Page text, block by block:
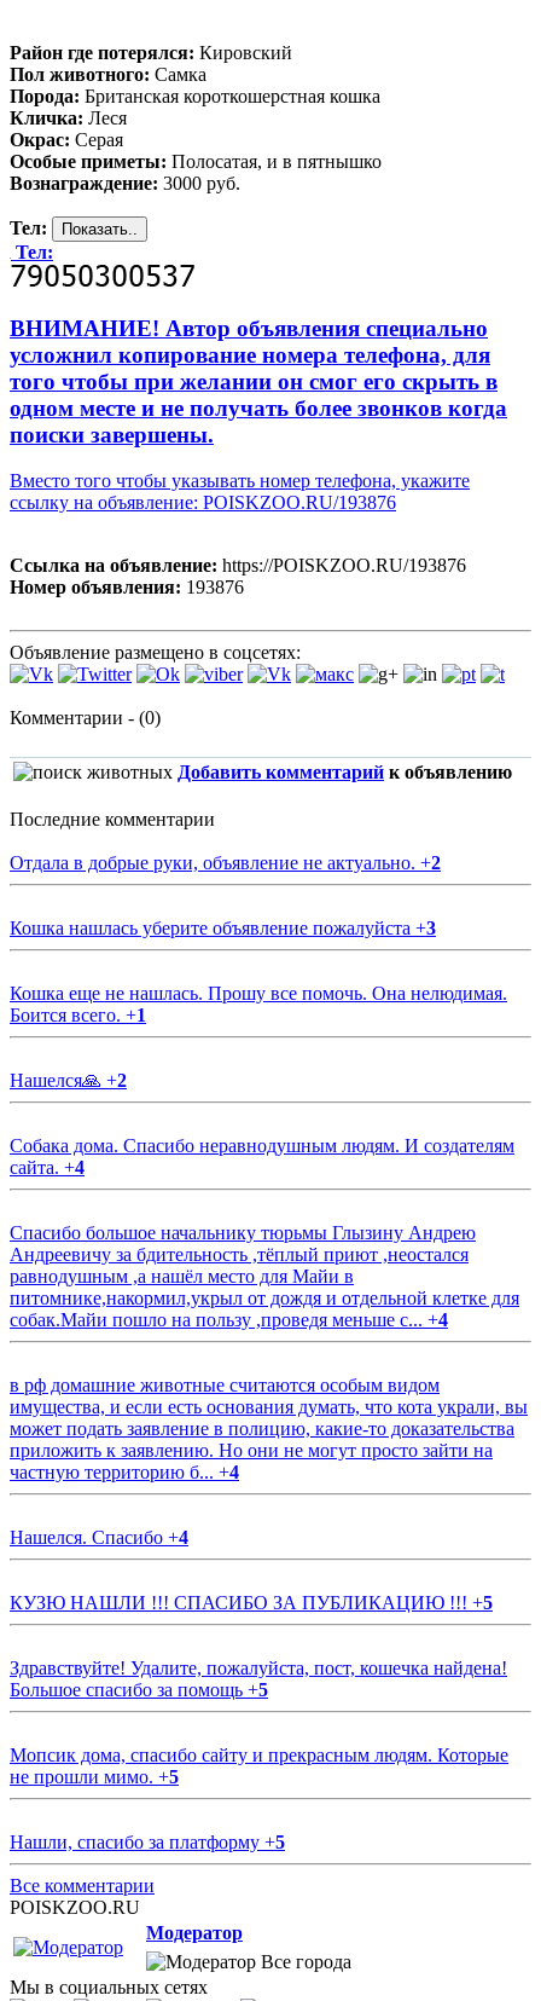
Район где потерялся: Кировский
Пол животного: Самка
Порода: Британская короткошерстная кошка
Кличка: Леся
Окрас: Серая
Особые приметы: Полосатая, и в пятнышко
Вознаграждение: 3000 руб.
Тел:
Тел:
ВНИМАНИЕ! Автор объявления специально
усложнил копирование номера телефона, для
того чтобы при желании он смог его скрыть в
одном месте и не получать более звонков когда
поиски завершены.
Вместо того чтобы указывать номер телефона, укажите
ссылку на объявление: POISKZOO.RU/193876
Ссылка на объявление: https://POISKZOO.RU/193876
Номер объявления: 193876
Объявление размещено в соцсетях:
Комментарии - (0)
Добавить комментарий к объявлению
Последние комментарии
Отдала в добрые руки, объявление не актуально. +2
Кошка нашлась уберите объявление пожалуйста +3
Кошка еще не нашлась. Прошу все помочь. Она нелюдимая.
Боится всего. +1
Нашелся🙏 +2
Собака дома. Спасибо неравнодушным людям. И создателям
сайта. +4
Спасибо большое начальнику тюрьмы Глызину Андрею
Андреевичу за бдительность ,тёплый приют ,неостался
равнодушным ,а нашёл место для Майи в
питомнике,накормил,укрыл от дождя и отдельной клетке для
собак.Майи пошло на пользу ,проведя меньше с... +4
в рф домашние животные считаются особым видом
имущества, и если есть основания думать, что кота украли, вы
может подать заявление в полицию, какие-то доказательства
приложить к заявлению. Но они не могут просто зайти на
частную территорию б... +4
Нашелся. Спасибо +4
КУЗЮ НАШЛИ !!! СПАСИБО ЗА ПУБЛИКАЦИЮ !!! +5
Здравствуйте! Удалите, пожалуйста, пост, кошечка найдена!
Большое спасибо за помощь +5
Мопсик дома, спасибо сайту и прекрасным людям. Которые
не прошли мимо. +5
Нашли, спасибо за платформу +5
Все комментарии
POISKZOO.RU
Модератор
Все города
Мы в социальных сетях